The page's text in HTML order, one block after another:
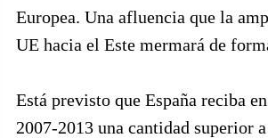
Europea. Una afluencia que la
UE hacia el Este mermará de
Está previsto que España reciba
2007-2013 una cantidad superior